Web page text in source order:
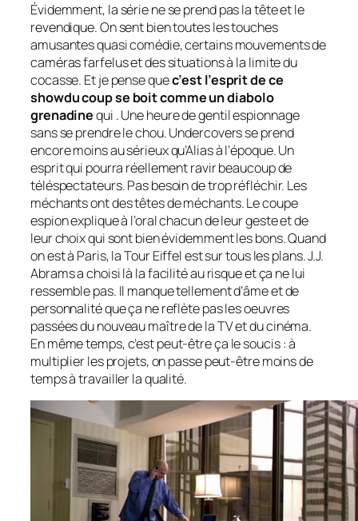
Évidemment, la série ne se prend pas la tête et le
revendique. On sent bien toutes les touches
amusantes quasi comédie, certains mouvements de
caméras farfelus et des situations à la limite du
cocasse. Et je pense quec’est l’esprit de ce
showdu coup se boit comme un diabolo
grenadinequi . Une heure de gentil espionnage
sans se prendre le chou. Undercovers se prend
encore moins au sérieux qu’Alias à l’époque. Un
esprit qui pourra réellement ravir beaucoup de
téléspectateurs. Pas besoin de trop réfléchir. Les
méchants ont des têtes de méchants. Le coupe
espion explique à l’oral chacun de leur geste et de
leur choix qui sont bien évidemment les bons. Quand
on est à Paris, la Tour Eiffel est sur tous les plans. J.J.
Abrams a choisi là la facilité au risque et ça ne lui
ressemble pas. Il manque tellement d’âme et de
personnalité que ça ne reflète pas les oeuvres
passées du nouveau maître de la TV et du cinéma.
En même temps, c’est peut-être ça le soucis : à
multiplier les projets, on passe peut-être moins de
temps à travailler la qualité.